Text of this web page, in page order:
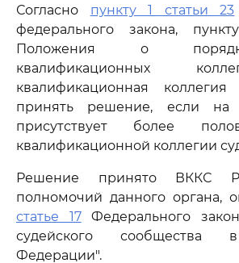
Согласно пункту 1 статьи 23
федерального закона,
Положения о
квалификационных
квалификационная
принять решение, если на
присутствует более
квалификационной коллегии
Решение принято ВККС
полномочий данного органа,
статье 17Федерального
судейского сообщества
Федерации".